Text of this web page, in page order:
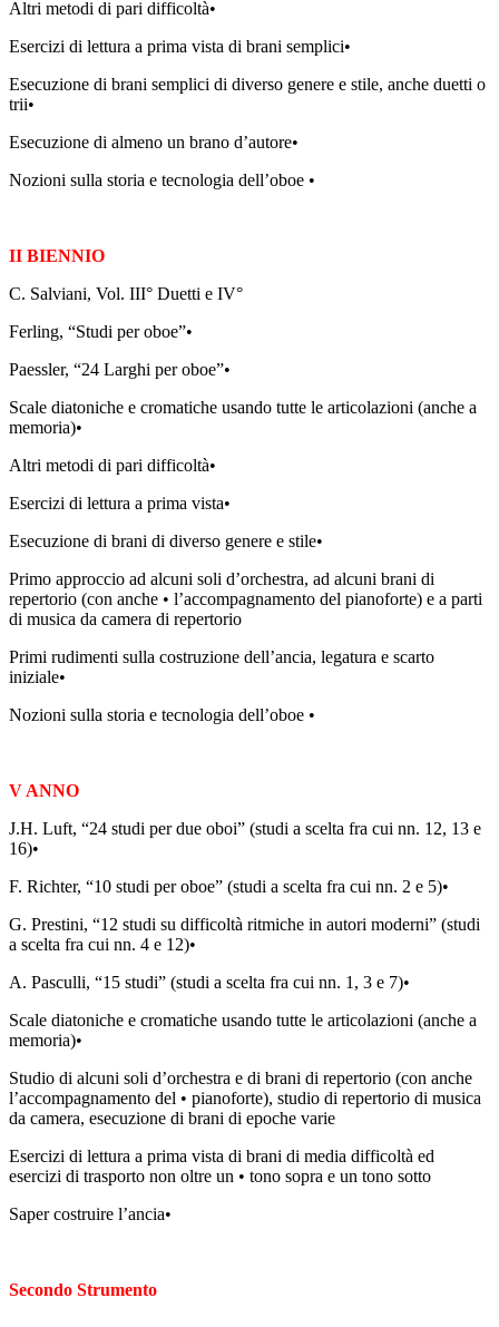
Altri metodi di pari difficoltà•
Esercizi di lettura a prima vista di brani semplici•
Esecuzione di brani semplici di diverso genere e stile, anche duetti o
trii•
Esecuzione di almeno un brano d’autore•
Nozioni sulla storia e tecnologia dell’oboe •
II BIENNIO
C. Salviani, Vol. III° Duetti e IV°
Ferling, “Studi per oboe”•
Paessler, “24 Larghi per oboe”•
Scale diatoniche e cromatiche usando tutte le articolazioni (anche a
memoria)•
Altri metodi di pari difficoltà•
Esercizi di lettura a prima vista•
Esecuzione di brani di diverso genere e stile•
Primo approccio ad alcuni soli d’orchestra, ad alcuni brani di
repertorio (con anche • l’accompagnamento del pianoforte) e a parti
di musica da camera di repertorio
Primi rudimenti sulla costruzione dell’ancia, legatura e scarto
iniziale•
Nozioni sulla storia e tecnologia dell’oboe •
V ANNO
J.H. Luft, “24 studi per due oboi” (studi a scelta fra cui nn. 12, 13 e
16)•
F. Richter, “10 studi per oboe” (studi a scelta fra cui nn. 2 e 5)•
G. Prestini, “12 studi su difficoltà ritmiche in autori moderni” (studi
a scelta fra cui nn. 4 e 12)•
A. Pasculli, “15 studi” (studi a scelta fra cui nn. 1, 3 e 7)•
Scale diatoniche e cromatiche usando tutte le articolazioni (anche a
memoria)•
Studio di alcuni soli d’orchestra e di brani di repertorio (con anche
l’accompagnamento del • pianoforte), studio di repertorio di musica
da camera, esecuzione di brani di epoche varie
Esercizi di lettura a prima vista di brani di media difficoltà ed
esercizi di trasporto non oltre un • tono sopra e un tono sotto
Saper costruire l’ancia•
Secondo Strumento